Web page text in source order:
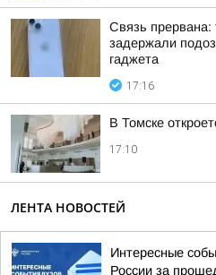
Связь прервана:
задержали
гаджета
17:16
В Томске
17:10
ЛЕНТА НОВОСТЕЙ
Интересные
России за